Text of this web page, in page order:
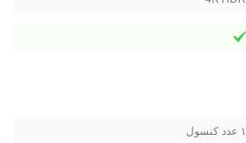
۱ عدد کنسول